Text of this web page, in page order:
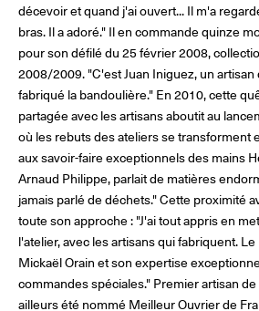
décevoir et quand j'ai ouvert... Il m'a
bras. Il a adoré." Il en commande quinze
pour son défilé du 25 février 2008,
2008/2009. "C'est Juan Iniguez, un artisan
fabriqué la bandoulière." En 2010, cette
partagée avec les artisans aboutit au
où les rebuts des ateliers se transforment
aux savoir-faire exceptionnels des mains
Arnaud Philippe, parlait de matières
jamais parlé de déchets." Cette proximité
toute son approche : "J'ai tout appris en
l'atelier, avec les artisans qui fabriquent.
Mickaël Orain et son expertise
commandes spéciales." Premier artisan de
ailleurs été nommé Meilleur Ouvrier de